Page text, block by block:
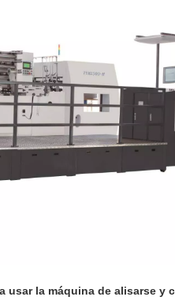
usar la máquina de alisarse y